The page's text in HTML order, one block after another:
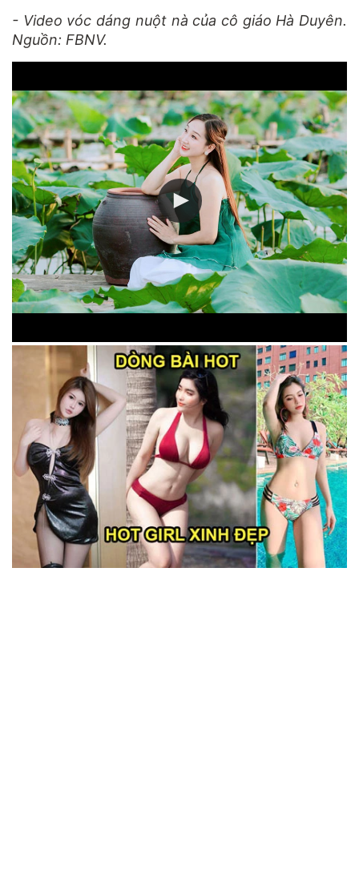
- Video vóc dáng nuột nà của cô giáo Hà Duyên.
Nguồn: FBNV.